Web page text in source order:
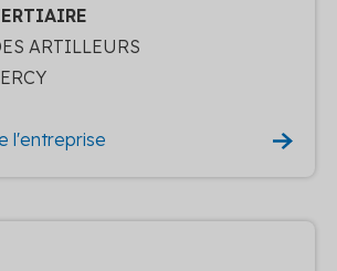
ARTILLEURS
l'entreprise